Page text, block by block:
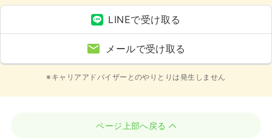
LINEで受け取る
メールで受け取る
※キャリアアドバイザーとのやりとりは発生しません
ページ上部へ戻る